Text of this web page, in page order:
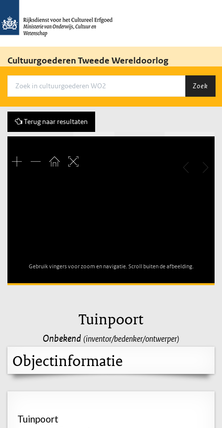
Cultuurgoederen Tweede Wereldoorlog
Zoek
Terug naar resultaten
Gebruik vingers voor zoom en navigatie. Scroll buiten de afbeelding.
Tuinpoort
Onbekend (inventor/bedenker/ontwerper)
Objectinformatie
Tuinpoort